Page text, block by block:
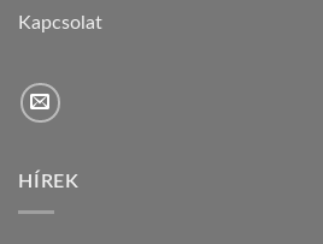
Kapcsolat
HÍREK